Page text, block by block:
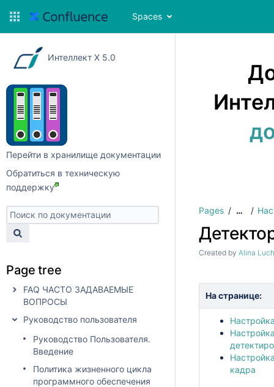
Spaces
Интеллект X 5.0
Перейти в хранилище документации
Обратиться в техническую
поддержку
Page tree
FAQ ЧАСТО ЗАДАВАЕМЫЕ
ВОПРОСЫ
Руководство пользователя
Руководство Пользователя.
Введение
Политика жизненного цикла
программного обеспечения
Pages …
Created by Alina
На странице:
кадра